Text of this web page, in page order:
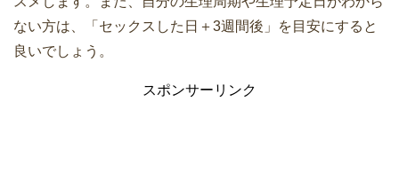
ない方は、「セックスした日＋3週間後」を目安にすると
良いでしょう。
スポンサーリンク